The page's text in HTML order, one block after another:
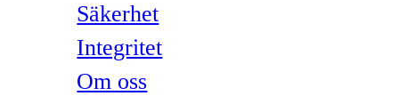
Säkerhet
Integritet
Om oss